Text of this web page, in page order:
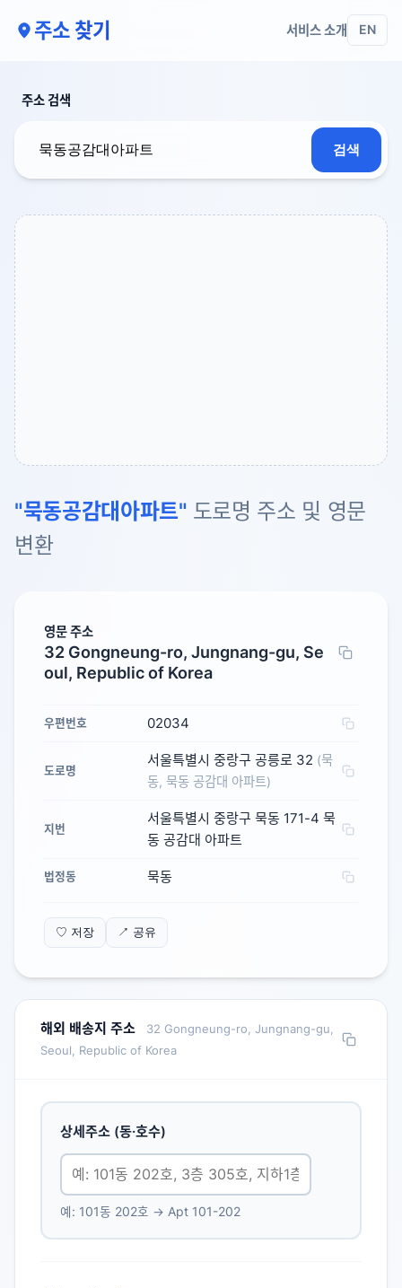
주소 찾기 서비스 소개 EN
주소 검색
검색
"묵동공감대아파트" 도로명 주소 및 영문
변환
영문 주소
32 Gongneung-ro, Jungnang-gu, Se
oul, Republic of Korea
우편번호 02034
도로명
서울특별시 중랑구 공릉로 32 (묵
동, 묵동 공감대 아파트)
지번
서울특별시 중랑구 묵동 171-4 묵
동 공감대 아파트
법정동 묵동
♡ 저장 ↗ 공유
해외 배송지 주소
32 Gongneung-ro, Jungnang-gu,
Seoul, Republic of Korea
상세주소 (동·호수)
예: 101동 202호 → Apt 101-202